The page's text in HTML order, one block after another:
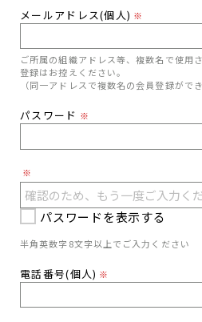
メールアドレス(個人) ※
ご所属の組織アドレス等、複数名で使用
登録はお控えください。
（同一アドレスで複数名の会員登録がで
パスワード ※
※
パスワードを表示する
半角英数字8文字以上でご入力ください
電話番号(個人) ※